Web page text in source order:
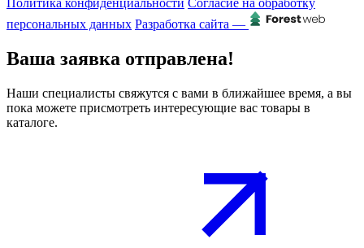
персональных данных Разработка сайта —
Ваша заявка отправлена!
Наши специалисты свяжутся с вами в ближайшее время, а вы
пока можете присмотреть интересующие вас товары в
каталоге.